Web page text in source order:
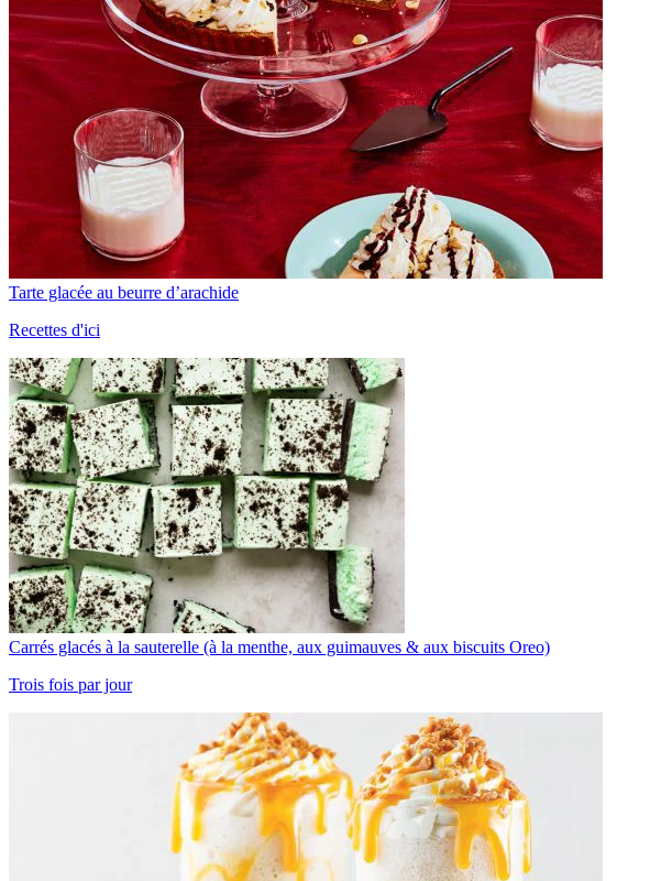
Tarte glacée au beurre d’arachide
Recettes d'ici
Carrés glacés à la sauterelle (à la menthe, aux guimauves & aux biscuits Oreo)
Trois fois par jour